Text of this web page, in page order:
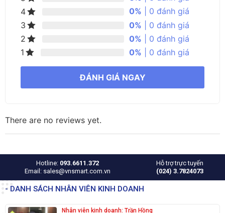
4
0% | 0 đánh giá
3
0% | 0 đánh giá
2
0% | 0 đánh giá
1
0% | 0 đánh giá
ĐÁNH GIÁ NGAY
There are no reviews yet.
Hotline: 093.6611.372
Email: sales@vnsmart.com.vn
Hỗ trợ trực tuyến
(024) 3.7824073
- DANH SÁCH NHÂN VIÊN KINH DOANH
Nhân viên kinh doanh: Trần Hồng